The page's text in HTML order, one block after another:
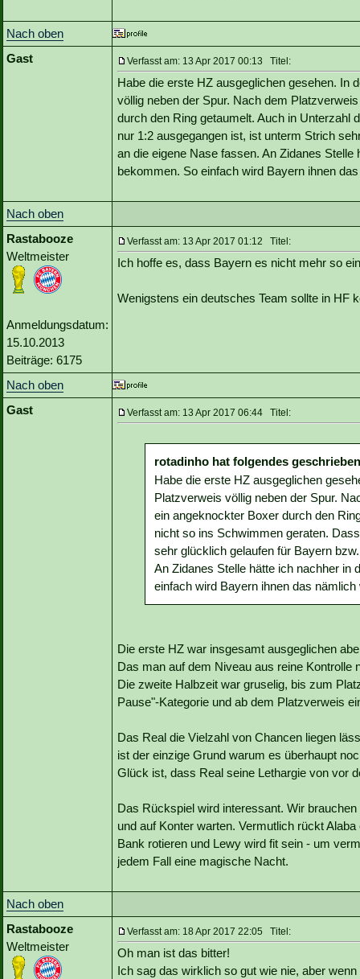
Nach oben
Gast
Verfasst am: 13 Apr 2017 00:13 Titel:
Habe die erste HZ ausgeglichen gesehen. In
völlig neben der Spur. Nach dem
durch den Ring getaumelt. Auch in
nur 1:2 ausgegangen ist, ist unterm Strich
an die eigene Nase fassen. An Zidanes
bekommen. So einfach wird Bayern ihnen
Nach oben
Rastabooze
Weltmeister
Anmeldungsdatum:
15.10.2013
Beiträge: 6175
Verfasst am: 13 Apr 2017 01:12 Titel:
Ich hoffe es, dass Bayern es nicht mehr so
Wenigstens ein deutsches Team sollte in HF
Nach oben
Gast
Verfasst am: 13 Apr 2017 06:44 Titel:
rotadinho hat folgendes
Habe die erste HZ ausgeglichen
Platzverweis völlig neben der Spur.
ein angeknockter Boxer durch den
nicht so ins Schwimmen geraten.
sehr glücklich gelaufen für Bayern
An Zidanes Stelle hätte ich nachher in
einfach wird Bayern ihnen das
Die erste HZ war insgesamt ausgeglichen
Das man auf dem Niveau aus reine Kontrolle
Die zweite Halbzeit war gruselig, bis zum
Pause"-Kategorie und ab dem Platzverweis
Das Real die Vielzahl von Chancen liegen
ist der einzige Grund warum es überhaupt
Glück ist, dass Real seine Lethargie von vor
Das Rückspiel wird interessant. Wir
und auf Konter warten. Vermutlich rückt
Bank rotieren und Lewy wird fit sein - um
jedem Fall eine magische Nacht.
Nach oben
Rastabooze
Weltmeister
Verfasst am: 18 Apr 2017 22:05 Titel:
Oh man ist das bitter!
Ich sag das wirklich so gut wie nie, aber